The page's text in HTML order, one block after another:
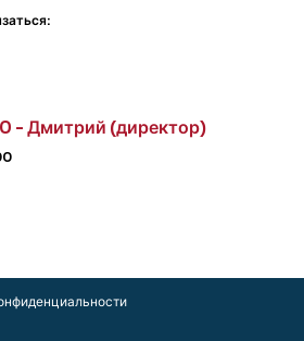
- Дмитрий (директор)